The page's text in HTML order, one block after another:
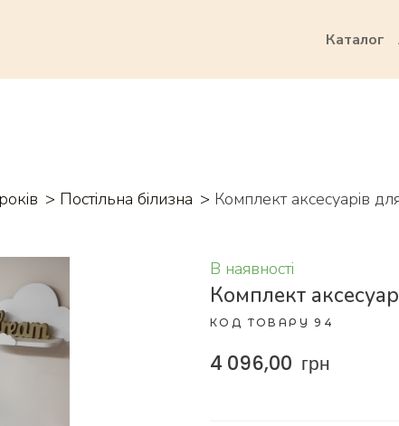
Каталог
Постільна білизна Комплект аксесуарів
В наявності
Комплект
КОД ТОВАРУ 94
4 096,00  грн